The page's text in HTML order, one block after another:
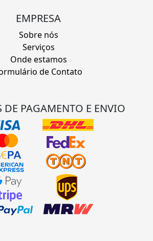
EMPRESA
Sobre nós
Serviços
Onde estamos
de Contato
DE PAGAMENTO E ENVIO